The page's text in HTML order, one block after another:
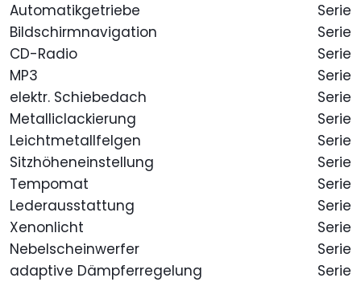
Automatikgetriebe
Serie
Bildschirmnavigation
Serie
CD-Radio
Serie
MP3
Serie
elektr. Schiebedach
Serie
Metalliclackierung
Serie
Leichtmetallfelgen
Serie
Sitzhöheneinstellung
Serie
Tempomat
Serie
Lederausstattung
Serie
Xenonlicht
Serie
Nebelscheinwerfer
Serie
adaptive Dämpferregelung
Serie